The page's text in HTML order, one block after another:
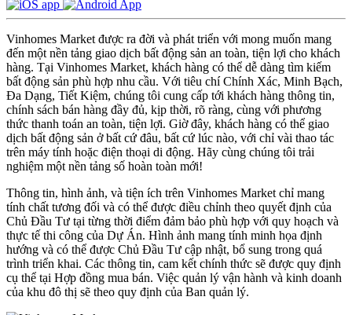
Vinhomes Market được ra đời và phát triển với mong muốn mang
đến một nền tảng giao dịch bất động sản an toàn, tiện lợi cho khách
hàng. Tại Vinhomes Market, khách hàng có thể dễ dàng tìm kiếm
bất động sản phù hợp nhu cầu. Với tiêu chí Chính Xác, Minh Bạch,
Đa Dạng, Tiết Kiệm, chúng tôi cung cấp tới khách hàng thông tin,
chính sách bán hàng đầy đủ, kịp thời, rõ ràng, cùng với phương
thức thanh toán an toàn, tiện lợi. Giờ đây, khách hàng có thể giao
dịch bất động sản ở bất cứ đâu, bất cứ lúc nào, với chỉ vài thao tác
trên máy tính hoặc điện thoại di động. Hãy cùng chúng tôi trải
nghiệm một nền tảng số hoàn toàn mới!
Thông tin, hình ảnh, và tiện ích trên Vinhomes Market chỉ mang
tính chất tương đối và có thể được điều chỉnh theo quyết định của
Chủ Đầu Tư tại từng thời điểm đảm bảo phù hợp với quy hoạch và
thực tế thi công của Dự Án. Hình ảnh mang tính minh họa định
hướng và có thể được Chủ Đầu Tư cập nhật, bổ sung trong quá
trình triển khai. Các thông tin, cam kết chính thức sẽ được quy định
cụ thể tại Hợp đồng mua bán. Việc quản lý vận hành và kinh doanh
của khu đô thị sẽ theo quy định của Ban quản lý.